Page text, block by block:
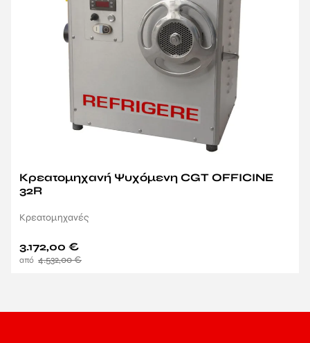
Κρεατομηχανή Ψυχόμενη CGT OFFICINE
32R
Κρεατομηχανές
4.532,00€
3.172,00 €